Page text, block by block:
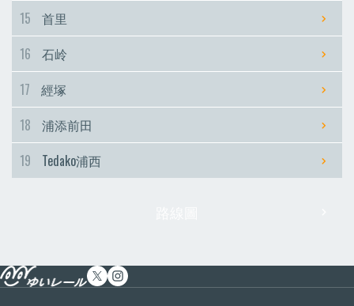
15
首里
16
石岭
17
經塚
18
浦添前田
19
Tedako浦西